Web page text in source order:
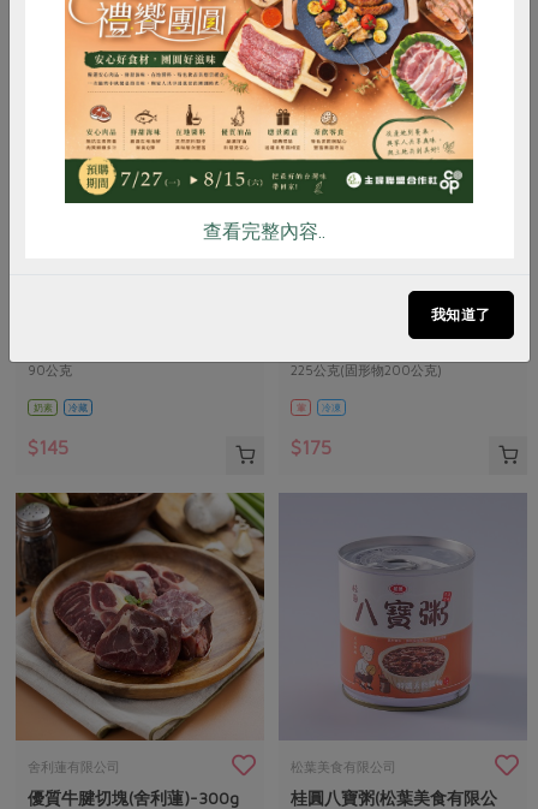
90公克
奶素 冷藏
$145
味噌鹽麴五花醃肉片(花肉
225公克(固形物200公克)
葷 冷凍
$175
舍利蓮有限公司
優質牛腱切塊(舍利蓮)-300g
松葉美食有限公司
桂圓八寶粥(松葉美食有限公
惜食 RPET 食譜 減硝酸鹽
雞蛋 食安 共同購買
查看完整內容..
我知道了